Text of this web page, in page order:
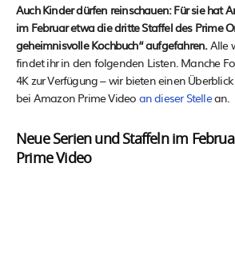
Auch Kinder dürfen reinschauen: Für sie hat
im Februar etwa die dritte Staffel des Prime
geheimnisvolle Kochbuch“ aufgefahren.Alle
findet ihr in den folgenden Listen. Manche
4K zur Verfügung – wir bieten einen
bei Amazon Prime Video an dieser Stellean.
Neue Serien und Staffeln im
Prime Video